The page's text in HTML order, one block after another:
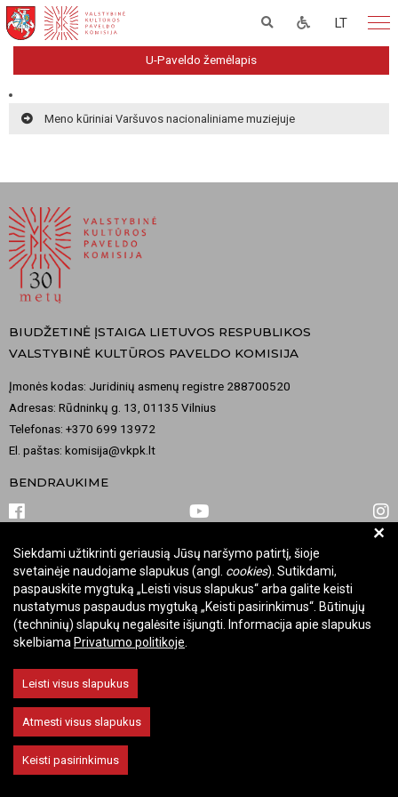
LT
U-Paveldo žemėlapis
Meno kūriniai Varšuvos nacionaliniame muziejuje
BIUDŽETINĖ ĮSTAIGA LIETUVOS RESPUBLIKOS
VALSTYBINĖ KULTŪROS PAVELDO KOMISIJA
Įmonės kodas: Juridinių asmenų registre 288700520
Adresas: Rūdninkų g. 13, 01135 Vilnius
Telefonas: +370 699 13972
El. paštas: komisija@vkpk.lt
BENDRAUKIME
© 2026 Valstybinė kultūros paveldo komisija. Visos teisės saugomos.
Keisti slapukų nustatymus
+
Siekdami užtikrinti geriausią Jūsų naršymo patirtį, šioje
svetainėje naudojame slapukus (angl. cookies). Sutikdami,
paspauskite mygtuką „Leisti visus slapukus“ arba galite keisti
nustatymus paspaudus mygtuką „Keisti pasirinkimus“. Būtinųjų
(techninių) slapukų negalėsite išjungti. Informacija apie slapukus
skelbiama Privatumo politikoje
Leisti visus slapukus
Atmesti visus slapukus
Keisti pasirinkimus